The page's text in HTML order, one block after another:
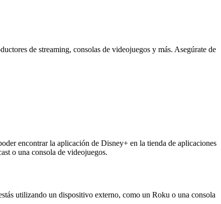
de streaming, consolas de videojuegos y más. Asegúrate de
encontrar la aplicación de Disney+ en la tienda de aplicaciones
o una consola de videojuegos.
utilizando un dispositivo externo, como un Roku o una consola